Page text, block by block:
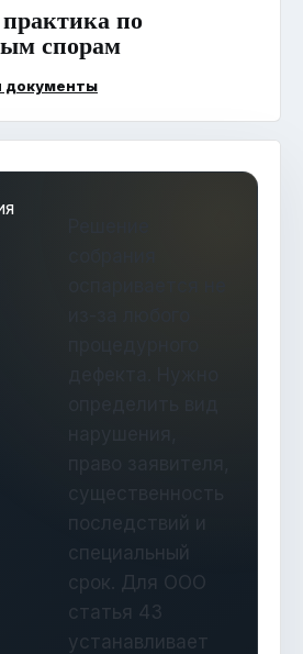
по
спорам
документы
последствий и
специальный
срок. Для ООО
статья 43
устанавливает